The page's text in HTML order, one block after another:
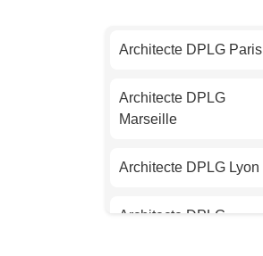
Architecte DPLG Paris
Architecte DPLG
Marseille
Architecte DPLG Lyon
Architecte DPLG